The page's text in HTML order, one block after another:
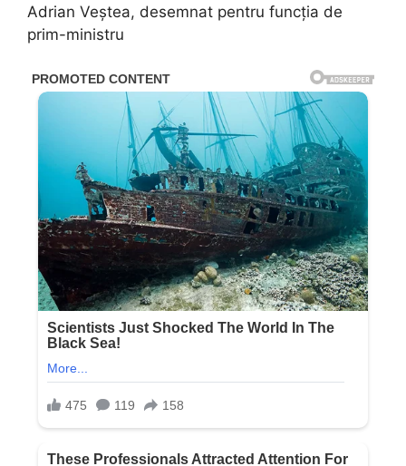
Adrian Veștea, desemnat pentru funcția de
prim-ministru